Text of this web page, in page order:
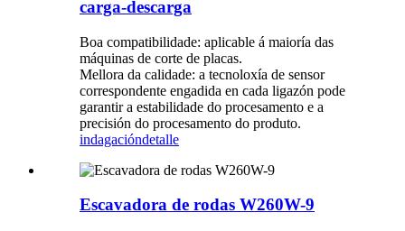
carga-descarga
Boa compatibilidade: aplicable á maioría das
máquinas de corte de placas.
Mellora da calidade: a tecnoloxía de sensor
correspondente engadida en cada ligazón pode
garantir a estabilidade do procesamento e a
precisión do procesamento do produto.
indagacióndetalle
Escavadora de rodas W260W-9